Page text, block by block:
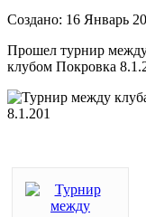
Создано: 16 Январь
Прошел турнир
клубом Покровка